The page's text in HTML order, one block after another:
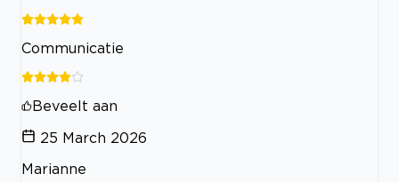
Communicatie
Beveelt aan
25 March 2026
Marianne